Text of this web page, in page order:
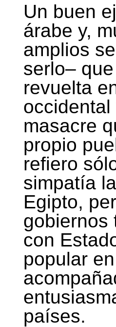
Un buen
árabe y,
amplios
serlo–
revuelta
masacre
propio
refiero
simpatía
Egipto,
gobiernos
con
popular
países.